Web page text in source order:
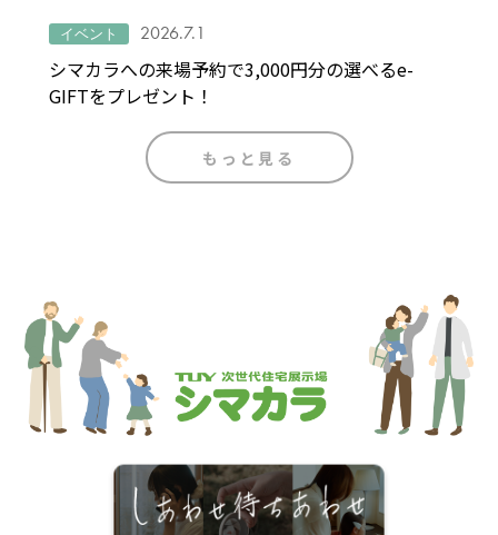
イベント 2026.7.1
シマカラへの来場予約で3,000円分の選べるe-
GIFTをプレゼント！
もっと見る